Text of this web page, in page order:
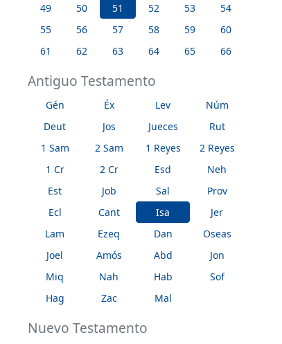
49
50 51 52 53
54
55
56 57 58 59
60
61
62 63 64 65 66
Antiguo Testamento
Gén Éx Lev
Núm
Deut
Jos Jueces
Rut
1 Sam
2 Sam 1 Reyes
2 Reyes
1 Cr
2 Cr Esd
Neh
Est
Job Sal
Prov
Ecl
Cant Isa
Jer
Lam
Ezeq Dan
Oseas
Joel
Amós Abd
Jon
Miq
Nah Hab
Sof
Hag
Zac Mal
Nuevo Testamento